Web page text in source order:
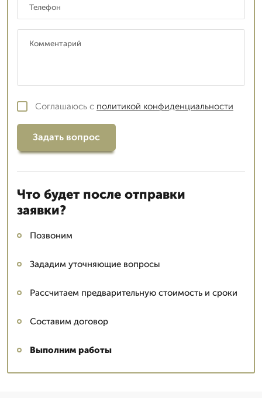
Соглашаюсь с политикой конфиденциальности
Задать вопрос
Что будет после отправки
заявки?
Позвоним
Зададим уточняющие вопросы
Рассчитаем предварительную стоимость и сроки
Составим договор
Выполним работы